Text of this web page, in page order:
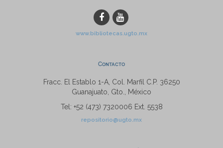
www.bibliotecas.ugto.mx
Contacto
Fracc. El Establo 1-A, Col. Marfil C.P. 36250
Guanajuato, Gto., México
Tel: +52 (473) 7320006 Ext. 5538
repositorio@ugto.mx